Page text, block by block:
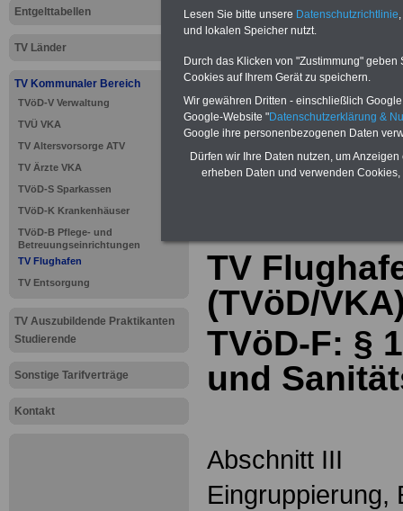
Entgelttabellen
TV Länder
TV Kommunaler Bereich
TVöD-V Verwaltung
TVÜ VKA
TV Altersvorsorge ATV
TV Ärzte VKA
TVöD-S Sparkassen
TVöD-K Krankenhäuser
TVöD-B Pflege- und
Betreuungseinrichtungen
TV Flughafen
TV Entsorgung
TV Auszubildende Praktikanten
Studierende
Sonstige Tarifverträge
Kontakt
zur
TV
(TVöD/
TVöD-F: §
und
Abschnitt III
Eingruppierung,
Lesen Sie bitte unsere Datenschutzrichtlinie
und lokalen Speicher nutzt.
Durch das Klicken von "Zustimmung"
Cookies auf Ihrem Gerät zu speichern.
Wir gewähren Dritten - einschließlich
Google-Website "Datenschutzerklärung &
Google ihre personenbezogenen Daten
Dürfen wir Ihre Daten nutzen, um
erheben Daten und verwenden